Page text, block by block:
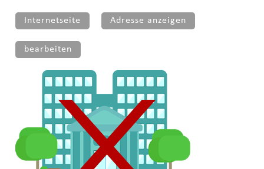
Internetseite Adresse anzeigen
bearbeiten